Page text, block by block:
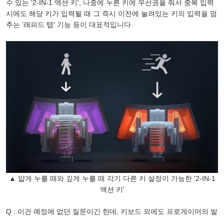
수 있는 '2-IN-1 액션 키', 나중에 누른 키에 우선권을 줘서 중복 입력
시에도 해당 키가 입력될 때 그 즉시 이전에 눌려있는 키의 입력을 멈
추는 '래피드 탭' 기능 등이 대표적입니다.
▲ 얇게 누를 때와 깊게 누를 때 각기 다른 키 설정이 가능한 '2-IN-1
액션 키'
Q : 이건 예정에 없던 질문이긴 한데, 키보드 외에도 프로게이머의 발